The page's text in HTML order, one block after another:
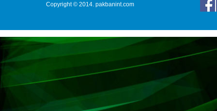
Copyright © 2014. pakbanint.com